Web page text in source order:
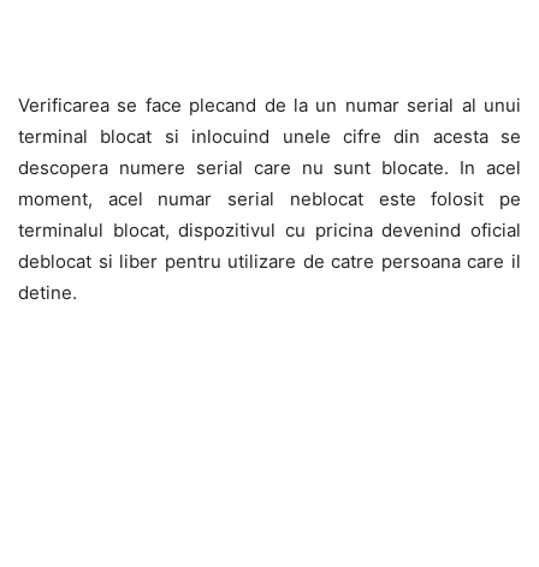
Verificarea se face plecand de la un numar serial al unui
terminal blocat si inlocuind unele cifre din acesta se
descopera numere serial care nu sunt blocate. In acel
moment, acel numar serial neblocat este folosit pe
terminalul blocat, dispozitivul cu pricina devenind oficial
deblocat si liber pentru utilizare de catre persoana care il
detine.